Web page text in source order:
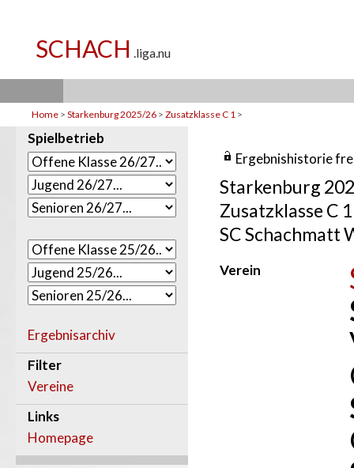
Home > Starkenburg 2025/26 > Zusatzklasse C 1 >
Spielbetrieb
Ergebnisarchiv
Filter
Vereine
Links
Homepage
Ergebnishistorie
Starkenburg
Zusatzklasse C 1
SC Schachmatt
Verein